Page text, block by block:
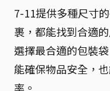
7-11提供多種尺寸
裹，都能找到合適
選擇最合適的包裝
能確保物品安全，
率。